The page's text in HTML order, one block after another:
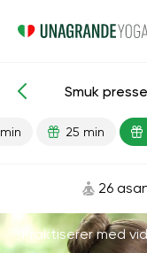
Færdiglavede
Smuk
25 min
26
Praktiserer med